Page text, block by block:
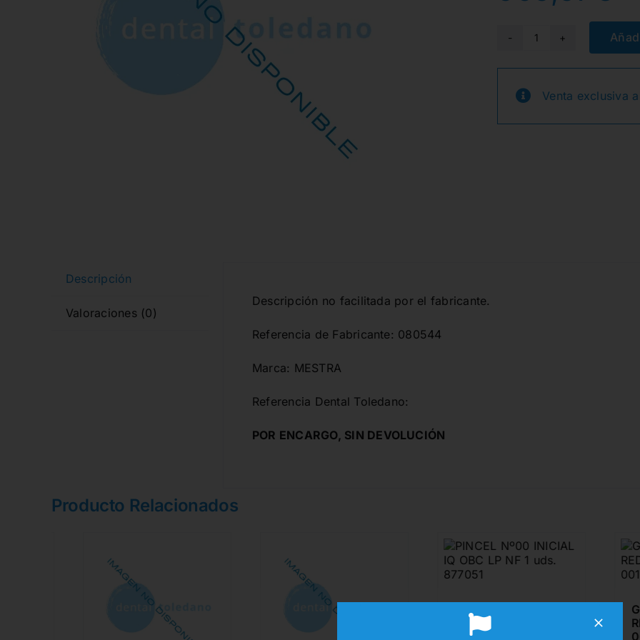
080544
PRESION
PLASTRESS
Venta exclusiva
Descripción
Valoraciones (0)
Descripción no facilitada por el fabricante.
Referencia de Fabricante: 080544
Marca: MESTRA
Referencia Dental Toledano:
POR ENCARGO, SIN DEVOLUCIÓN
Producto Relacionados
PINCEL Nº00 INICIAL